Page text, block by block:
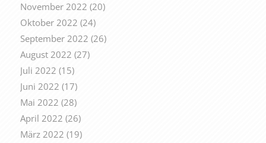
November 2022 (20)
Oktober 2022 (24)
September 2022 (26)
August 2022 (27)
Juli 2022 (15)
Juni 2022 (17)
Mai 2022 (28)
April 2022 (26)
März 2022 (19)